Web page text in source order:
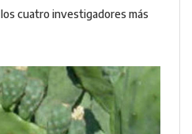
cuatro investigadores más